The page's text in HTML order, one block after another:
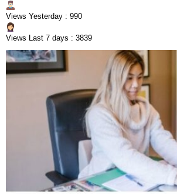
Views Yesterday : 990
Views Last 7 days : 3839